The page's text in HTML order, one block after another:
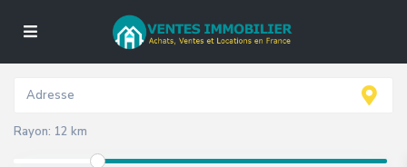
Rayon: 12 km